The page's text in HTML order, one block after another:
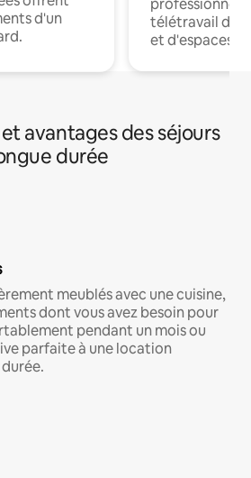
d'un
professionnels
télétravail
et d'espaces
avantages des séjours
durée
meublés avec une cuisine,
dont vous avez besoin pour
pendant un mois ou
parfaite à une location